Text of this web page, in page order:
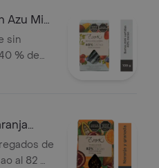
Azu Mini
sin
% de
de
al 82 %